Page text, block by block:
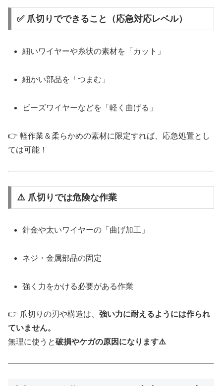
✅ 爪切りでできること（応急対応レベル）
細いワイヤーや糸状の素材を「カット」
細かい部品を「つまむ」
ビーズワイヤーなどを「軽く曲げる」
👉 軽作業＆柔らかめの素材に限定すれば、応急処置とし
ては可能！
⚠️ 爪切りでは危険な作業
針金や太いワイヤーの「曲げ加工」
ネジ・金属部品の固定
強く力をかける必要がある作業
👉 爪切りの刃や構造は、 強い力に耐えるようには作られ
ていません。
無理に使うと破損やケガの原因になります⚠️